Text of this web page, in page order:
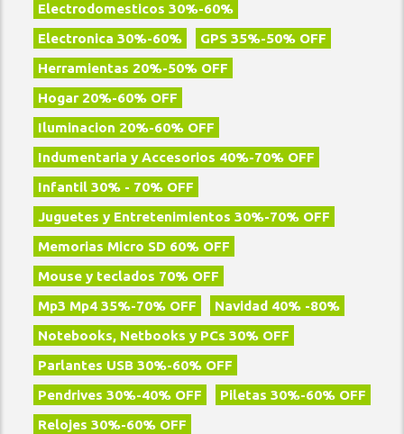
Electrodomesticos 30%-60%
Electronica 30%-60%
GPS 35%-50% OFF
Herramientas 20%-50% OFF
Hogar 20%-60% OFF
Iluminacion 20%-60% OFF
Indumentaria y Accesorios 40%-70% OFF
Infantil 30% - 70% OFF
Juguetes y Entretenimientos 30%-70% OFF
Memorias Micro SD 60% OFF
Mouse y teclados 70% OFF
Mp3 Mp4 35%-70% OFF
Navidad 40% -80%
Notebooks, Netbooks y PCs 30% OFF
Parlantes USB 30%-60% OFF
Pendrives 30%-40% OFF
Piletas 30%-60% OFF
Relojes 30%-60% OFF